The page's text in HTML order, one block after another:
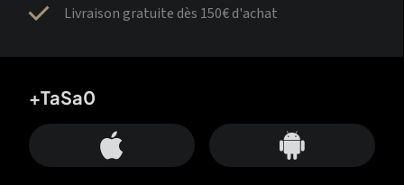
Livraison gratuite dès 150€ d'achat
+TaSa0